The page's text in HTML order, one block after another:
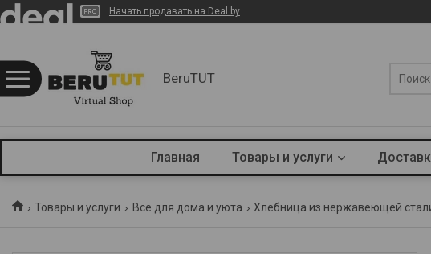
Начать продавать на Deal.by
BeruTUT
Главная Товары и услуги
Товары и услуги Все для дома и уюта Хлебница из нержавеющей